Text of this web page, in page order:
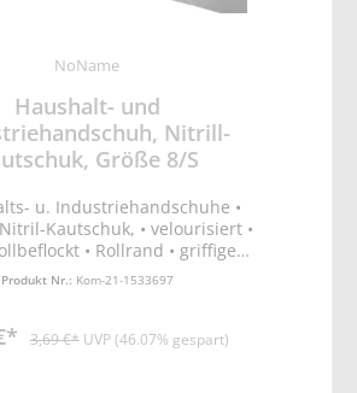
NoName
Haushalt- und
Nitrill-
Größe 8/S
u. Industriehandschuhe •
Kautschuk, • velourisiert •
• Rollrand • griffige
• Nitril-Grün • EN388
2 Schutz vor Flüssigkeits- und
Produkt Nr.: Kom-21-1533697
3,69 €* UVP (46.07% gespart)